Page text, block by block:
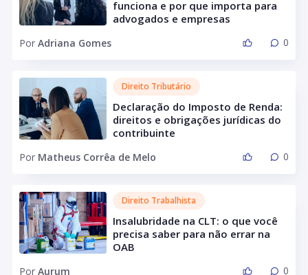
funciona e por que importa para
advogados e empresas
Por Adriana Gomes 0
Direito Tributário
Declaração do Imposto de Renda:
direitos e obrigações jurídicas do
contribuinte
Por Matheus Corrêa de Melo 0
Direito Trabalhista
Insalubridade na CLT: o que você
precisa saber para não errar na
OAB
Por Aurum 0